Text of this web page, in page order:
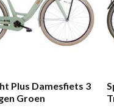
Plus Damesfiets 3
Groen